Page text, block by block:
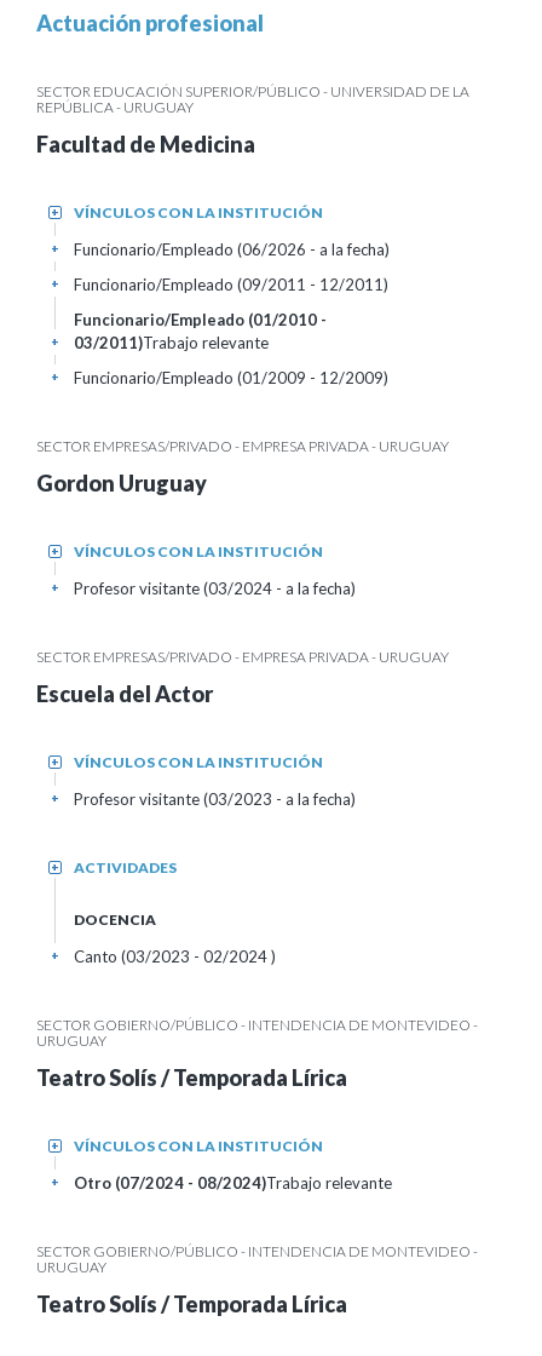
Actuación profesional
SECTOR EDUCACIÓN SUPERIOR/PÚBLICO - UNIVERSIDAD DE LA
REPÚBLICA - URUGUAY
Facultad de Medicina
VÍNCULOS CON LA INSTITUCIÓN
+
Funcionario/Empleado (06/2026 - a la fecha)
+
Funcionario/Empleado (09/2011 - 12/2011)
+
Funcionario/Empleado (01/2010 -
03/2011)Trabajo relevante
+
Funcionario/Empleado (01/2009 - 12/2009)
+
SECTOR EMPRESAS/PRIVADO - EMPRESA PRIVADA - URUGUAY
Gordon Uruguay
VÍNCULOS CON LA INSTITUCIÓN
+
Profesor visitante (03/2024 - a la fecha)
+
SECTOR EMPRESAS/PRIVADO - EMPRESA PRIVADA - URUGUAY
Escuela del Actor
VÍNCULOS CON LA INSTITUCIÓN
+
Profesor visitante (03/2023 - a la fecha)
+
ACTIVIDADES
+
DOCENCIA
Canto (03/2023 - 02/2024 )
+
SECTOR GOBIERNO/PÚBLICO - INTENDENCIA DE MONTEVIDEO -
URUGUAY
Teatro Solís / Temporada Lírica
VÍNCULOS CON LA INSTITUCIÓN
+
Otro (07/2024 - 08/2024)Trabajo relevante
+
SECTOR GOBIERNO/PÚBLICO - INTENDENCIA DE MONTEVIDEO -
URUGUAY
Teatro Solís / Temporada Lírica